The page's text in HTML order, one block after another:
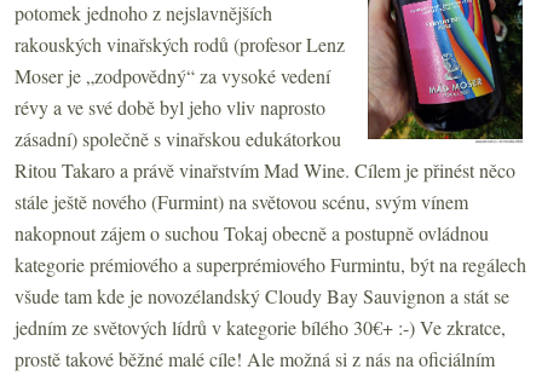
potomek jednoho z nejslavnějších
rakouských vinařských rodů (profesor Lenz
Moser je „zodpovědný“ za vysoké vedení
révy a ve své době byl jeho vliv naprosto
zásadní) společně s vinařskou edukátorkou
Ritou Takaro a právě vinařstvím Mad Wine. Cílem je přinést něco
stále ještě nového (Furmint) na světovou scénu, svým vínem
nakopnout zájem o suchou Tokaj obecně a postupně ovládnou
kategorie prémiového a superprémiového Furmintu, být na regálech
všude tam kde je novozélandský Cloudy Bay Sauvignon a stát se
jedním ze světových lídrů v kategorie bílého 30€+ :-) Ve zkratce,
prostě takové běžné malé cíle! Ale možná si z nás na oficiálním